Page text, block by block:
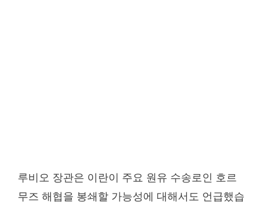
루비오 장관은 이란이 주요 원유 수송로인 호르
무즈 해협을 봉쇄할 가능성에 대해서도 언급했습